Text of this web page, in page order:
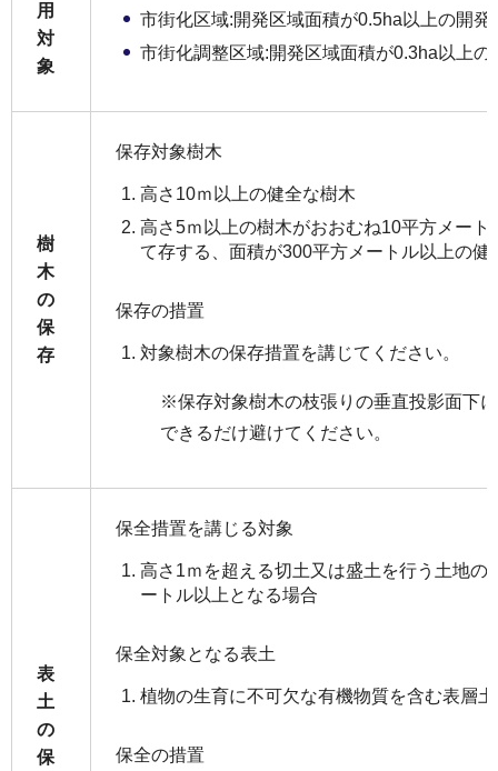
用
対
象
市街化区域:開発区域面積が0.5ha以上の開発
市街化調整区域:開発区域面積が0.3ha以上の
樹
木
の
保
存
保存対象樹木
高さ10ｍ以上の健全な樹木
高さ5ｍ以上の樹木がおおむね10平方メート
て存する、面積が300平方メートル以上の健
保存の措置
対象樹木の保存措置を講じてください。
※保存対象樹木の枝張りの垂直投影面下
できるだけ避けてください。
表
土
の
保
保全措置を講じる対象
高さ1ｍを超える切土又は盛土を行う土地の
ートル以上となる場合
保全対象となる表土
植物の生育に不可欠な有機物質を含む表層
保全の措置